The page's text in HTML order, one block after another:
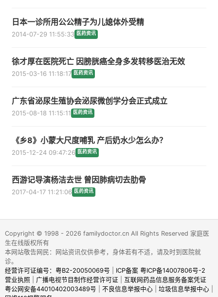
日本一诊所用公公精子为儿媳体外受精
2014-07-29 11:55:33 医药资讯
徐才厚在医院死亡 因膀胱癌全身多发转移医治无效
2015-03-16 11:18:17 医药资讯
广东省泌尿生殖协会泌尿微创学分会正式成立
2015-08-18 11:15:11 医药资讯
《乡8》小蒙大尺度哺乳 产后奶水少怎么办？
2015-12-24 09:47:26 医药资讯
西游记导演杨洁去世 曾因肺病切去肋骨
2017-04-17 11:21:06 医药资讯
Copyright © 1998 - 2026 familydoctor.cn All Rights Reserved 家庭医
生在线版权所有
本网站敬告网民：网站资讯仅供参考，身体若有不适，请及时到医院就
诊。
经营许可证编号：粤B2-20050069号
ICP备案 粤ICP备14007806号-2
营业执照
广播电视节目制作经营许可证
互联网药品信息服务备案凭证
粤公网安备44010402003489号
不良信息举报中心| 垃圾信息举报中心|